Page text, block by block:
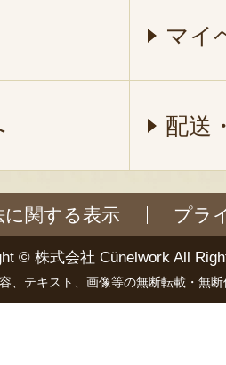
マイ
配送
に関する表示 プラ
© 株式会社 Cünelwork All
、テキスト、画像等の無断転載・無